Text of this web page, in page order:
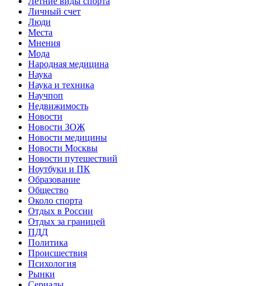
Личный счет
Люди
Места
Мнения
Мода
Народная медицина
Наука
Наука и техника
Научпоп
Недвижимость
Новости
Новости ЗОЖ
Новости медицины
Новости Москвы
Новости путешествий
Ноутбуки и ПК
Образование
Общество
Около спорта
Отдых в России
Отдых за границей
ПДД
Политика
Происшествия
Психология
Рынки